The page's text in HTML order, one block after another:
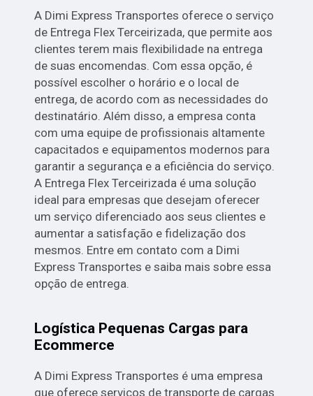
A Dimi Express Transportes oferece o serviço
de Entrega Flex Terceirizada, que permite aos
clientes terem mais flexibilidade na entrega
de suas encomendas. Com essa opção, é
possível escolher o horário e o local de
entrega, de acordo com as necessidades do
destinatário. Além disso, a empresa conta
com uma equipe de profissionais altamente
capacitados e equipamentos modernos para
garantir a segurança e a eficiência do serviço.
A Entrega Flex Terceirizada é uma solução
ideal para empresas que desejam oferecer
um serviço diferenciado aos seus clientes e
aumentar a satisfação e fidelização dos
mesmos. Entre em contato com a Dimi
Express Transportes e saiba mais sobre essa
opção de entrega.
Logística Pequenas Cargas para
Ecommerce
A Dimi Express Transportes é uma empresa
que oferece serviços de transporte de cargas